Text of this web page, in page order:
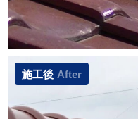
施工後 After